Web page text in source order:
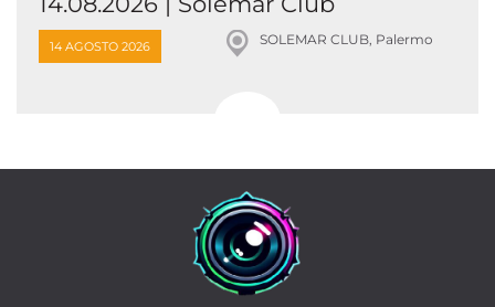
14 AGOSTO 2026 SOLEMAR CLUB, Palermo